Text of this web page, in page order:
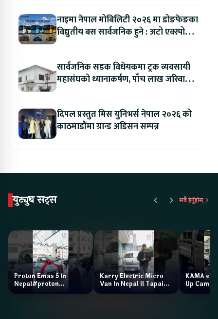
नाइमा नेपाल मोबिलिटी २०२६ मा डोङफेङका
विद्युतीय बस सार्वजनिक हुने : अटो एक्स्पोमा
सार्वजनिक सडक विधेयकमा ट्रक व्यवसायी
महासंघको ध्यानाकर्षण, पाँच लाख जरिवाना
दिपल प्रस्तुत मिस युनिभर्स नेपाल २०२६ को
काठमाडौंमा ग्रान्ड अडिसन सम्पन्न
युट्युब सट्स सबै हेर्नुहोस्
Proton Emas 5 In
Nepal#proton
#protonemas5#protonnepal#evcarnepal
Karry Electric Micro
Van In Nepal II Tapaiko
Bazar II Jankari
KAMA eV
Up Camp